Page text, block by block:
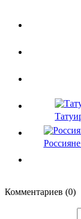
Комментариев (0)